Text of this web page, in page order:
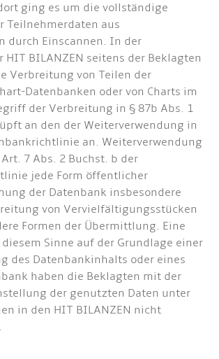
ging es um die vollständige
Teilnehmerdaten aus
durch Einscannen. In der
BILANZEN seitens der Beklagten
Verbreitung von Teilen der
Datenbanken oder von Charts im
der Verbreitung in § 87b Abs. 1
an den der Weiterverwendung in
an. Weiterverwendung
7 Abs. 2 Buchst. b der
jede Form öffentlicher
der Datenbank insbesondere
von Vervielfältigungsstücken
Formen der Übermittlung. Eine
Sinne auf der Grundlage einer
des Datenbankinhalts oder eines
haben die Beklagten mit der
der genutzten Daten unter
in den HIT BILANZEN nicht